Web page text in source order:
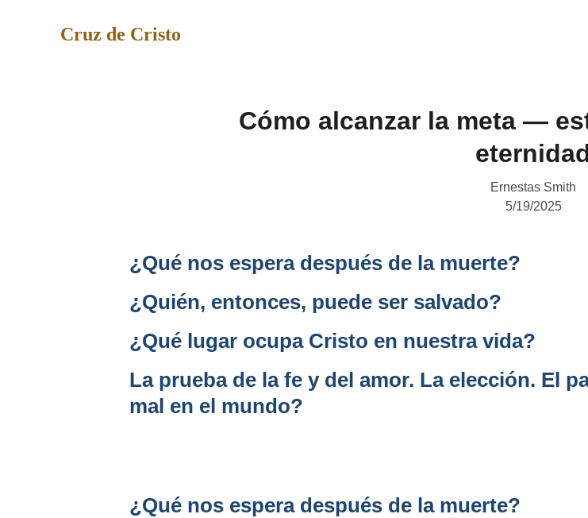
Cruz de Cristo
Cómo alcanzar la meta —
Ernestas Smith
5/19/2025
¿Qué nos espera después de la muerte?
¿Quién, entonces, puede ser salvado?
¿Qué lugar ocupa Cristo en nuestra vida?
La prueba de la fe y del amor. La elección. El
mal en el mundo?
¿Qué nos espera después de la muerte?